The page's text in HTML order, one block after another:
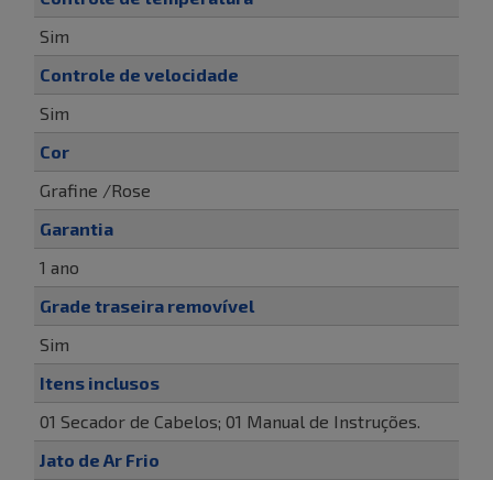
Sim
Controle de velocidade
Sim
Cor
Grafine /Rose
Garantia
1 ano
Grade traseira removível
Sim
Itens inclusos
01 Secador de Cabelos; 01 Manual de Instruções.
Jato de Ar Frio